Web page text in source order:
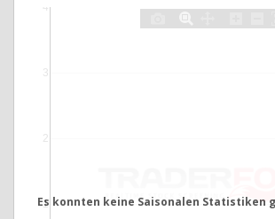
1
2
3
4
Es konnten keine Saisonalen Statistiken